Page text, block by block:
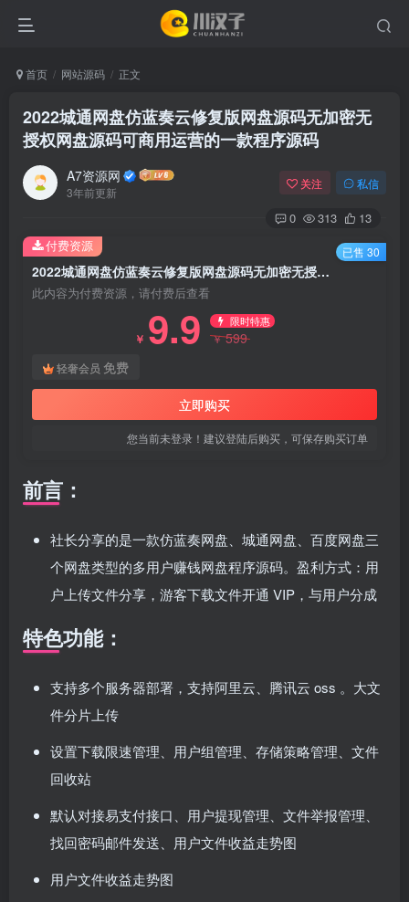
首页 网站源码 正文
2022城通网盘仿蓝奏云修复版网盘源码无加密无
授权网盘源码可商用运营的一款程序源码
A7资源网
3年前更新
关注 私信
0 313 13
2022城通网盘仿蓝奏云修复版网盘源码无加密无授权网盘源码可商用运营的一款程序源码
此内容为付费资源，请付费后查看
￥ 9.9 限时特惠
￥599
轻奢会员 免费
立即购买
您当前未登录！建议登陆后购买，可保存购买订单
付费资源 已售 30
前言：
社长分享的是一款仿蓝奏网盘、城通网盘、百度网盘三
个网盘类型的多用户赚钱网盘程序源码。盈利方式：用
户上传文件分享，游客下载文件开通 VIP，与用户分成
特色功能：
支持多个服务器部署，支持阿里云、腾讯云 oss 。大文
件分片上传
设置下载限速管理、用户组管理、存储策略管理、文件
回收站
默认对接易支付接口、用户提现管理、文件举报管理、
找回密码邮件发送、用户文件收益走势图
用户文件收益走势图